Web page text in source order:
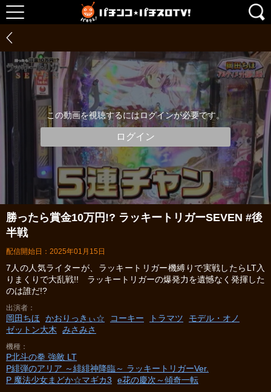
この動画を視聴するにはログインが必要です。
ログイン
勝ったら賞金10万円!? ラッキートリガーSEVEN #後
半戦
配信開始日：2025年01月15日
7人の人気ライターが、ラッキートリガー機縛りで実戦したらLT入
りまくりで大乱戦!! ラッキートリガーの爆発力を遺憾なく発揮した
のは誰だ!?
出演者
岡田ちほ かおりっきぃ☆ コーキー トラマツ
モデル・オノ
ゼットン大木
みさみさ
機種
P北斗の拳 強敵 LT
P緋弾のアリア ～緋緋神降臨～ ラッキートリガーVer.
P 魔法少女まどか☆マギカ3
e花の慶次～傾奇一転